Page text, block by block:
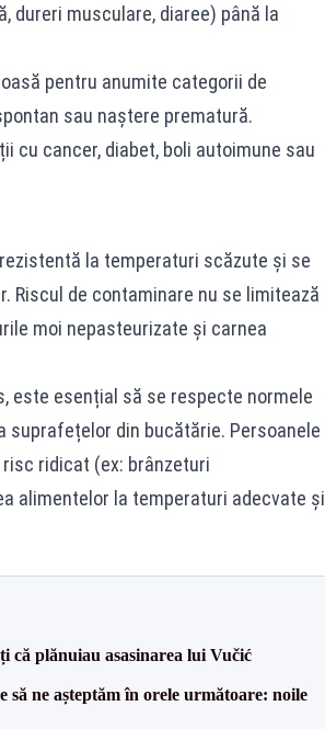
dureri musculare, diaree) până la
pentru anumite categorii de
sau naștere prematură.
cu cancer, diabet, boli autoimune sau
la temperaturi scăzute și se
Riscul de contaminare nu se limitează
moi nepasteurizate și carnea
este esențial să se respecte normele
suprafețelor din bucătărie. Persoanele
ridicat (ex: brânzeturi
alimentelor la temperaturi adecvate și
că plănuiau asasinarea lui Vučić
ne așteptăm în orele următoare: noile